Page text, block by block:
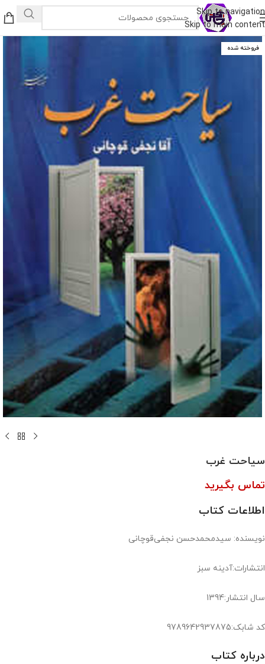
Skip to navigation
Skip to main content
فروخته شده
سیاحت غرب
تماس بگیرید
اطلاعات کتاب
نویسنده: سیدمحمدحسن نجفی‌قوچانی
انتشارات:آدینه سبز
سال انتشار:1394
کد شابک:9789642937875
درباره کتاب